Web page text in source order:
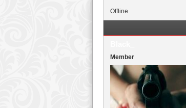
Offline
Member